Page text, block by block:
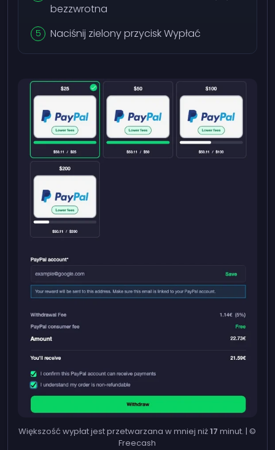
bezzwrotna
Naciśnij zielony przycisk Wypłać
Większość wypłat jest przetwarzana w mniej niż17 minut. | ©
Freecash